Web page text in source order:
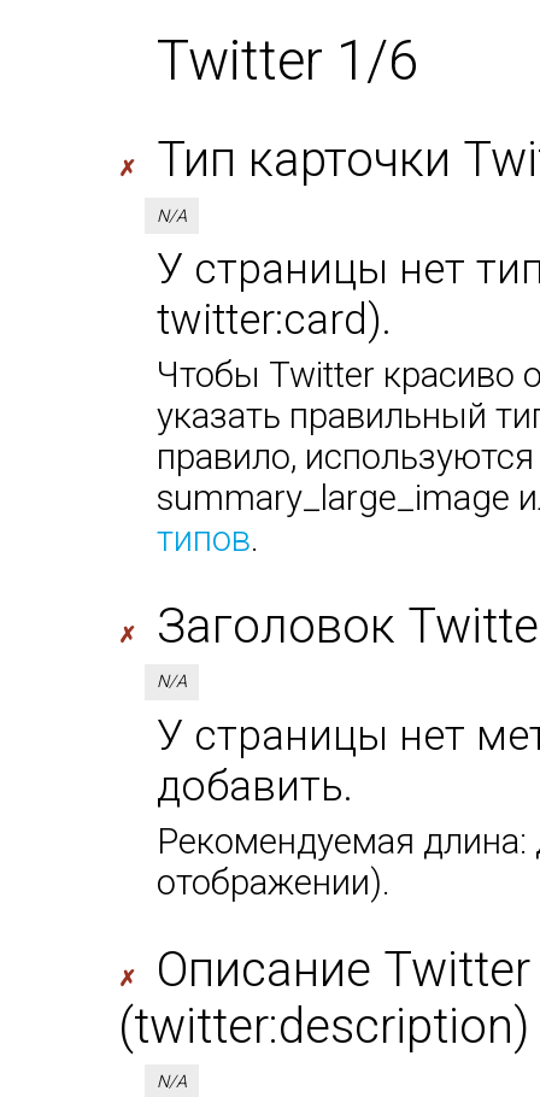
Twitter 1/6
✗ Тип карточки
N/A
У страницы нет
twitter:card).
Чтобы Twitter красиво
указать правильный
правило,
summary_large_image
типов.
✗ Заголовок
N/A
У страницы нет
добавить.
Рекомендуемая длина:
отображении).
✗
Описание
(twitter:description)
N/A